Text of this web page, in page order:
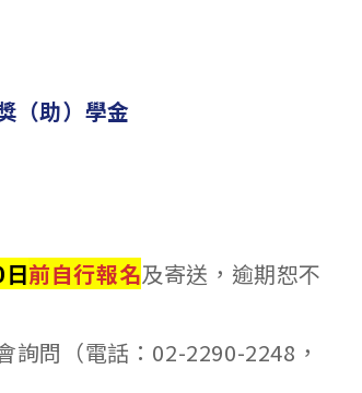
（助）學金
前自行報名及寄送，逾期恕不
詢問（電話：02-2290-2248，